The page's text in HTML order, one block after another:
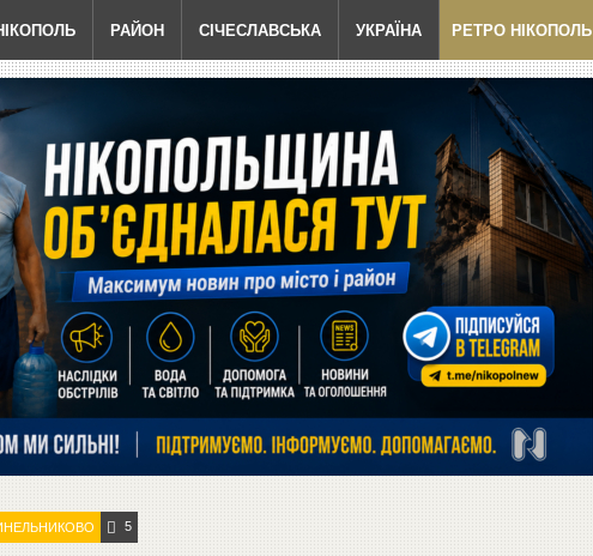
РАЙОН СІЧЕСЛАВСЬКА УКРАЇНА РЕТРО НІКОПОЛЬ
5